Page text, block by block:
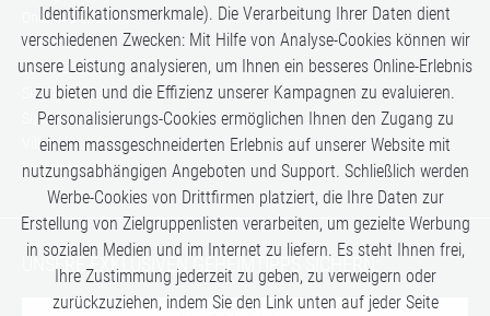
Once in a Lifetime
Romance
Safari-Erlebnisse
Simply the Best
Six Senses
Villen
Zugreisen
UNSERE EXKLUSIVEN GEHEIMTIPPS SICHERN:
Identifikationsmerkmale). Die Verarbeitung Ihrer Daten dient
verschiedenen Zwecken: Mit Hilfe von Analyse-Cookies können wir
unsere Leistung analysieren, um Ihnen ein besseres Online-Erlebnis
zu bieten und die Effizienz unserer Kampagnen zu evaluieren.
Personalisierungs-Cookies ermöglichen Ihnen den Zugang zu
einem massgeschneiderten Erlebnis auf unserer Website mit
nutzungsabhängigen Angeboten und Support. Schließlich werden
Werbe-Cookies von Drittfirmen platziert, die Ihre Daten zur
Erstellung von Zielgruppenlisten verarbeiten, um gezielte Werbung
in sozialen Medien und im Internet zu liefern. Es steht Ihnen frei,
Ihre Zustimmung jederzeit zu geben, zu verweigern oder
zurückzuziehen, indem Sie den Link unten auf jeder Seite